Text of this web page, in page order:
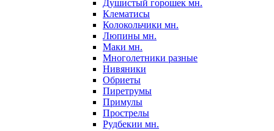
Душистый горошек мн.
Клематисы
Колокольчики мн.
Люпины мн.
Маки мн.
Многолетники разные
Нивяники
Обриеты
Пиретрумы
Примулы
Прострелы
Рудбекии мн.